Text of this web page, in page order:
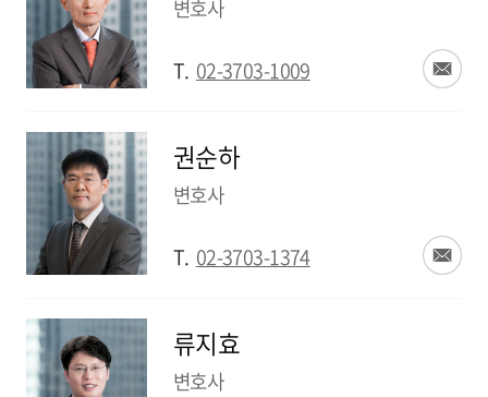
변호사
T. 02-3703-1009
권순하
변호사
T. 02-3703-1374
류지효
변호사